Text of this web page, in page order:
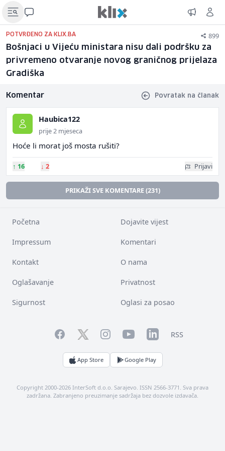
POTVRĐENO ZA KLIX.BA 899
Bošnjaci u Vijeću ministara nisu dali podršku za
privremeno otvaranje novog graničnog prijelaza
Gradiška
Komentar Povratak na članak
Haubica122
prije 2 mjeseca
Hoće li morat još mosta rušiti?
↑ 16 ↓ 2 Prijavi
PRIKAŽI SVE KOMENTARE (231)
Početna Dojavite vijest
Impressum Komentari
Kontakt O nama
Oglašavanje Privatnost
Sigurnost Oglasi za posao
FacebookTwitterInstagramYouTubeLinkedInRSS
App Store Google Play
Copyright 2000-2026 InterSoft d.o.o. Sarajevo. ISSN 2566-3771. Sva prava
zadržana. Zabranjeno preuzimanje sadržaja bez dozvole izdavača.